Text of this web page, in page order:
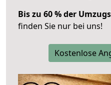
Bis zu 60 % der
finden Sie nur bei uns!
Kostenlose